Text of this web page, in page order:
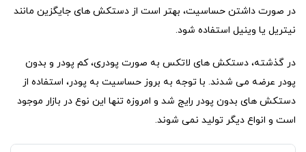
در صورت داشتن حساسیت، بهتر است از دستکش های جایگزین مانند
نیتریل یا وینیل استفاده شود.
در گذشته، دستکش های لاتکس به صورت پودری، کم پودر و بدون
پودر عرضه می شدند. با توجه به بروز حساسیت به پودر، استفاده از
دستکش های بدون پودر رایج شد و امروزه تنها این نوع در بازار موجود
است و انواع دیگر تولید نمی شوند.